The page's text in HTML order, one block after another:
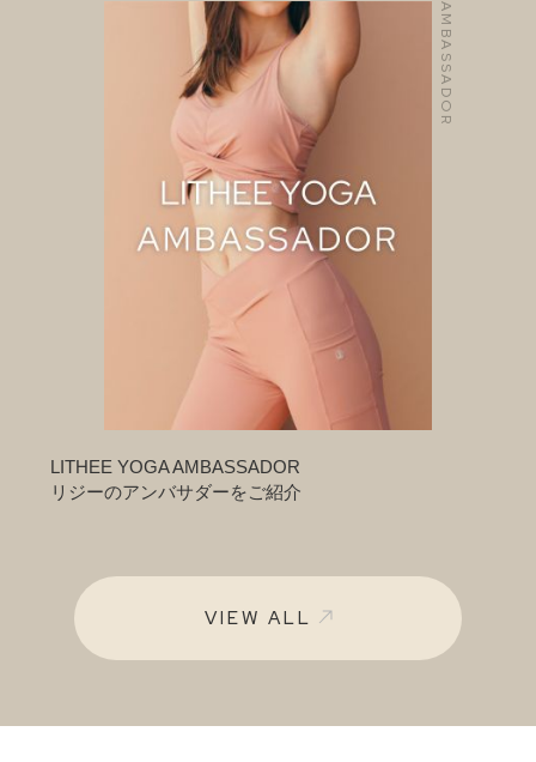
AMBASSADOR
LITHEE YOGA AMBASSADOR
リジーのアンバサダーをご紹介
VIEW ALL